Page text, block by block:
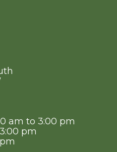
am to 3:00 pm
pm